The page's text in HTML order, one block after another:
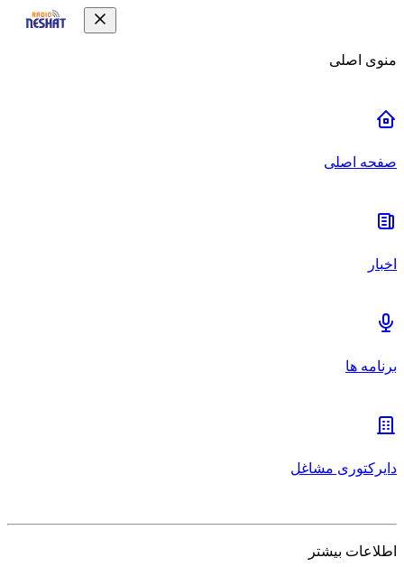
منوی اصلی
صفحه اصلی
اخبار
برنامه ها
دایرکتوری مشاغل
اطلاعات بیشتر